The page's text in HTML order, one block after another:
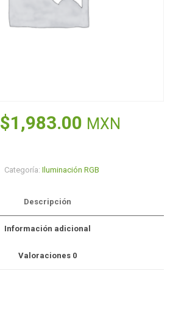
El
era:
$3,436.00.
$1,983.00 El
es:
MXN
Categoría: Iluminación RGB
Descripción
Información adicional
Valoraciones 0